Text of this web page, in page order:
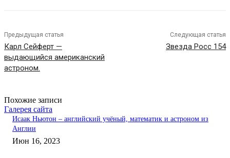
Предыдущая статья
Карл Сейферт —
выдающийся американский
астроном.
Следующая статья
Звезда Росс 154
Похожие записи
Галерея сайта
Исаак Ньютон – английский учёный, математик и астроном из
Англии
Июн 16, 2023